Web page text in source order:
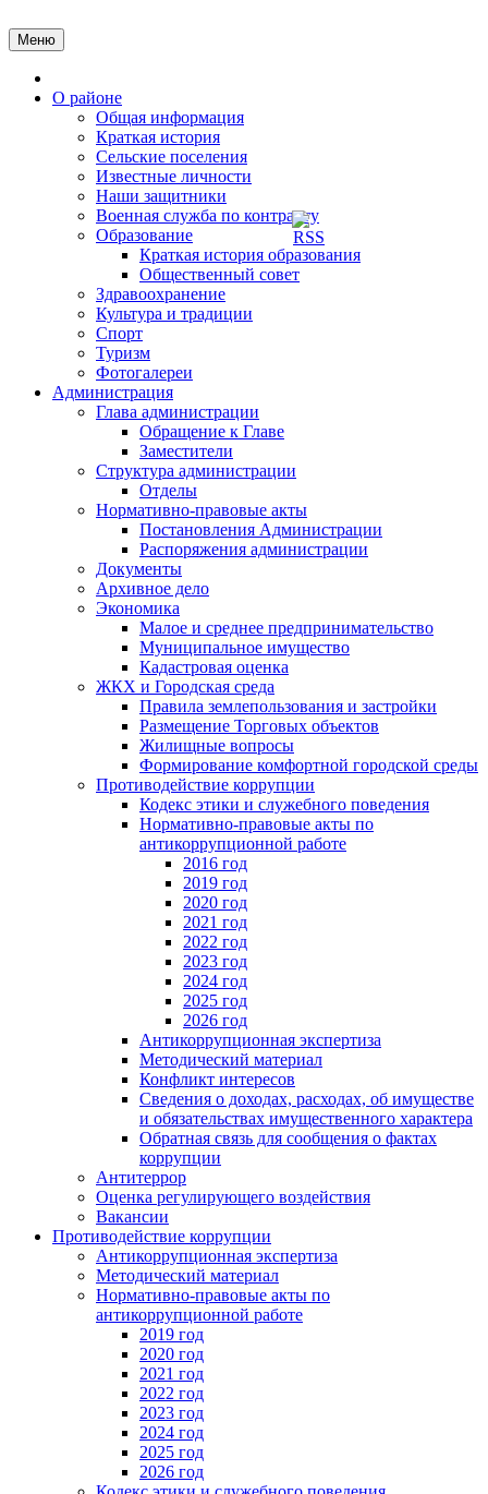
к
содержимому
Меню
О районе
Общая информация
Краткая история
Сельские поселения
Известные личности
Наши защитники
Военная служба по контракту
Образование
Краткая история образования
Общественный совет
Здравоохранение
Культура и традиции
Спорт
Туризм
Фотогалереи
Администрация
Глава администрации
Обращение к Главе
Заместители
Структура администрации
Отделы
Нормативно-правовые акты
Постановления Администрации
Распоряжения администрации
Документы
Архивное дело
Экономика
Малое и среднее предпринимательство
Муниципальное имущество
Кадастровая оценка
ЖКХ и Городская среда
Правила землепользования и застройки
Размещение Торговых объектов
Жилищные вопросы
Формирование комфортной городской среды
Противодействие коррупции
Кодекс этики и служебного поведения
Нормативно-правовые акты по
антикоррупционной работе
2016 год
2019 год
2020 год
2021 год
2022 год
2023 год
2024 год
2025 год
2026 год
Антикоррупционная экспертиза
Методический материал
Конфликт интересов
Сведения о доходах, расходах, об имуществе
и обязательствах имущественного характера
Обратная связь для сообщения о фактах
коррупции
Антитеррор
Оценка регулирующего воздействия
Вакансии
Противодействие коррупции
Антикоррупционная экспертиза
Методический материал
Нормативно-правовые акты по
антикоррупционной работе
2019 год
2020 год
2021 год
2022 год
2023 год
2024 год
2025 год
2026 год